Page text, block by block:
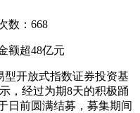
数：668
额超48亿元
型开放式指数证券投资基
，经过为期8天的积极踊
日前圆满结募，募集期间